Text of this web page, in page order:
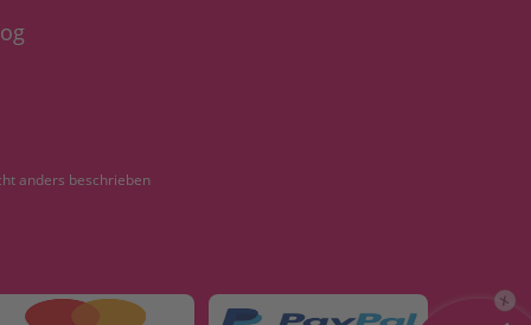
anders beschrieben
X